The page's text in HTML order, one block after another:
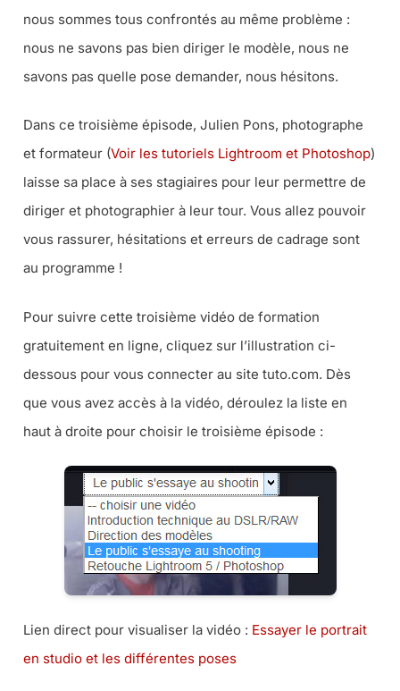
nous sommes tous confrontés au même problème :
nous ne savons pas bien diriger le modèle, nous ne
savons pas quelle pose demander, nous hésitons.
Dans ce troisième épisode, Julien Pons, photographe
et formateur (Voir les tutoriels Lightroom et Photoshop)
laisse sa place à ses stagiaires pour leur permettre de
diriger et photographier à leur tour. Vous allez pouvoir
vous rassurer, hésitations et erreurs de cadrage sont
au programme !
Pour suivre cette troisième vidéo de formation
gratuitement en ligne, cliquez sur l’illustration ci-
dessous pour vous connecter au site tuto.com. Dès
que vous avez accès à la vidéo, déroulez la liste en
haut à droite pour choisir le troisième épisode :
Lien direct pour visualiser la vidéo : Essayer le portrait
en studio et les différentes poses